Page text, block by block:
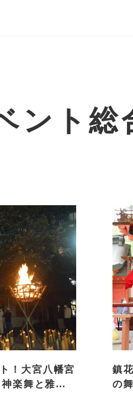
ント総
！大宮八幡宮
楽舞と雅楽
鎮
の